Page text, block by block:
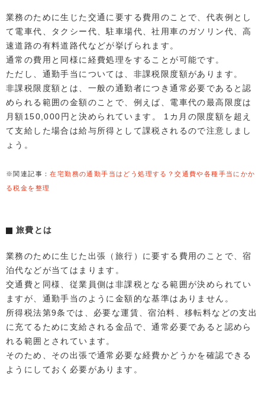
業務のために生じた交通に要する費用のことで、代表例とし
て電車代、タクシー代、駐車場代、社用車のガソリン代、高
速道路の有料道路代などが挙げられます。
通常の費用と同様に経費処理をすることが可能です。
ただし、通勤手当については、非課税限度額があります。
非課税限度額とは、一般の通勤者につき通常必要であると認
められる範囲の金額のことで、例えば、電車代の最高限度は
月額150,000円と決められています。 1カ月の限度額を超え
て支給した場合は給与所得として課税されるので注意しまし
ょう。
※関連記事：在宅勤務の通勤手当はどう処理する？交通費や各種手当にかか
る税金を整理
旅費とは
業務のために生じた出張（旅行）に要する費用のことで、宿
泊代などが当てはまります。
交通費と同様、従業員側は非課税となる範囲が決められてい
ますが、通勤手当のように金額的な基準はありません。
所得税法第9条では、必要な運賃、宿泊料、移転料などの支出
に充てるために支給される金品で、通常必要であると認めら
れる範囲とされています。
そのため、その出張で通常必要な経費かどうかを確認できる
ようにしておく必要があります。